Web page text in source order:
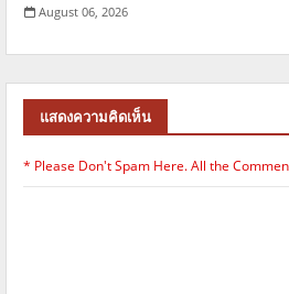
August 06, 2026
แสดงความคิดเห็น
* Please Don't Spam Here. All the